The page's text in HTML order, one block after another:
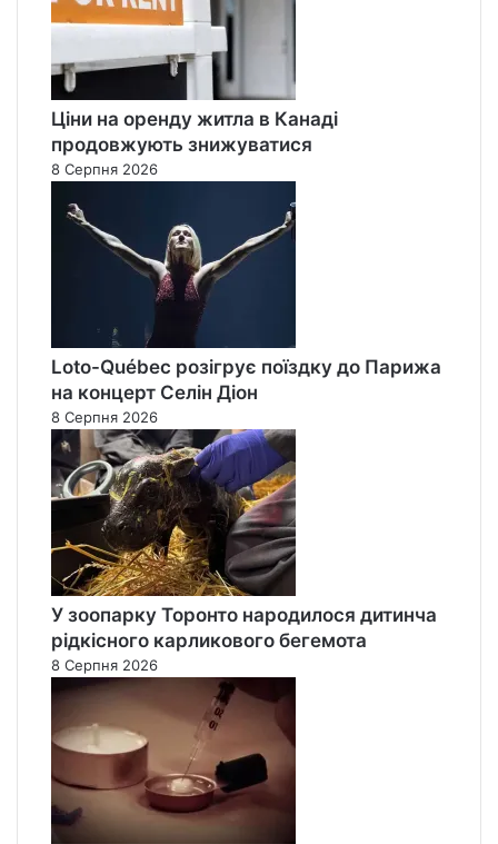
Ціни на оренду житла в Канаді
продовжують знижуватися
8 Серпня 2026
Loto-Québec розігрує поїздку до Парижа
на концерт Селін Діон
8 Серпня 2026
У зоопарку Торонто народилося дитинча
рідкісного карликового бегемота
8 Серпня 2026